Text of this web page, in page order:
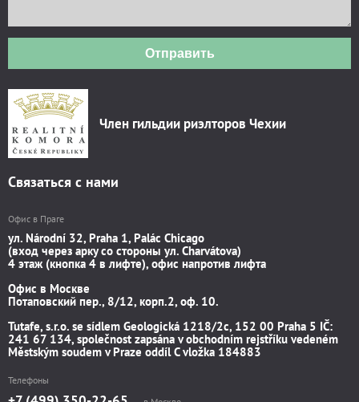
Отправить
Член гильдии риэлторов Чехии
Связаться с нами
Офис в Праге
ул. Národní 32, Praha 1, Palác Chicago
(вход через арку со стороны ул. Charvátova)
4 этаж (кнопка 4 в лифте), офис напротив лифта
Офис в Москве
Потаповский пер., 8/12, корп.2, оф. 10.
Tutafe, s.r.o. se sídlem Geologická 1218/2c, 152 00 Praha 5 IČ:
241 67 134, společnost zapsána v obchodním rejstříku vedeném
Městským soudem v Praze oddíl C vložka 184883
Телефоны